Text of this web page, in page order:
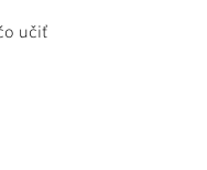
učiť